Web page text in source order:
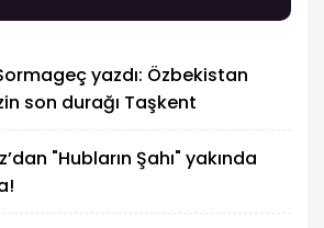
yazdı: Özbekistan
son durağı Taşkent
"Hubların Şahı" yakında